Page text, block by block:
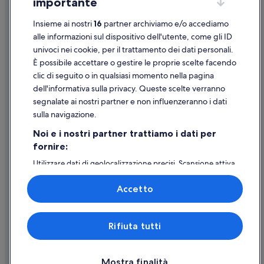
Centro storico: Chateaux & Hotels Collection
Centro storico: B&B Hotels
Linee guida sui contenuti e segnalazione dei contenuti
Supporto
Assistenza clienti
Contattaci
Come cancellare un volo
Come modificare la prenotazione di un hotel o una casa vacanze
Utilizzare un coupon Expedia
Documenti per i viaggi internazionali
© 2026 Expedia, Inc., una società di Expedia Group. Tutti i diritti riservati.
Expedia e il logo di Expedia sono marchi registrati o marchi di Expedia,
Insieme ai nostri16 partner archiviamo e/o accediamo
alle informazioni sul dispositivo dell'utente, come gli ID
univoci nei cookie, per il trattamento dei dati personali.
È possibile accettare o gestire le proprie scelte facendo
clic di seguito o in qualsiasi momento nella pagina
dell'informativa sulla privacy. Queste scelte verranno
segnalate ai nostri partner e non influenzeranno i dati
sulla navigazione.
Noi e i nostri partner trattiamo i dati per
fornire:
Utilizzare dati di geolocalizzazione precisi. Scansione attiva
delle caratteristiche del dispositivo ai fini
dell’identificazione. Archiviare informazioni su dispositivo
e/o accedervi. Pubblicità e contenuti personalizzati,
misurazione delle prestazioni dei contenuti e degli
annunci, ricerche sul pubblico, sviluppo di servizi.
Elenco dei partner (fornitori)
Rifiuta tutti
Accetto